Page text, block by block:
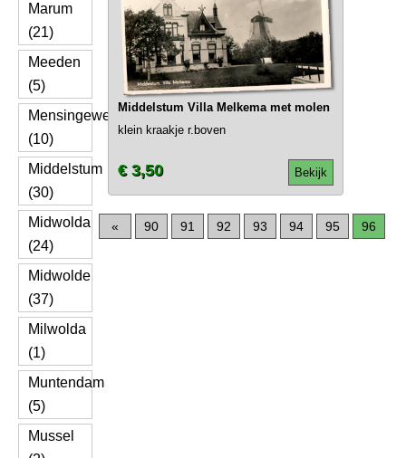
Marum
(21)
Meeden
(5)
Mensingeweer
(10)
Middelstum
(30)
Midwolda
(24)
Midwolde
(37)
Milwolda
(1)
Muntendam
(5)
Mussel
Middelstum Villa Melkema met molen
klein kraakje r.boven
Bekijk
€ 3,50
« 90 91 92 93 94 95 96